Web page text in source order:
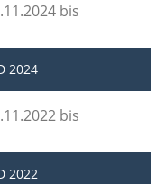
bis
2024
bis
2022